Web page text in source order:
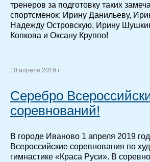
тренеров за подготовку таких
спортсменок: Ирину Данильеву,
Надежду Островскую, Ирину
Копкова и Оксану Круппо!
10 апреля 2019 г.
Серебро
соревнований!
В городе Иваново 1 апреля 2019
Всероссийские соревнования по
гимнастике «Краса Руси». В